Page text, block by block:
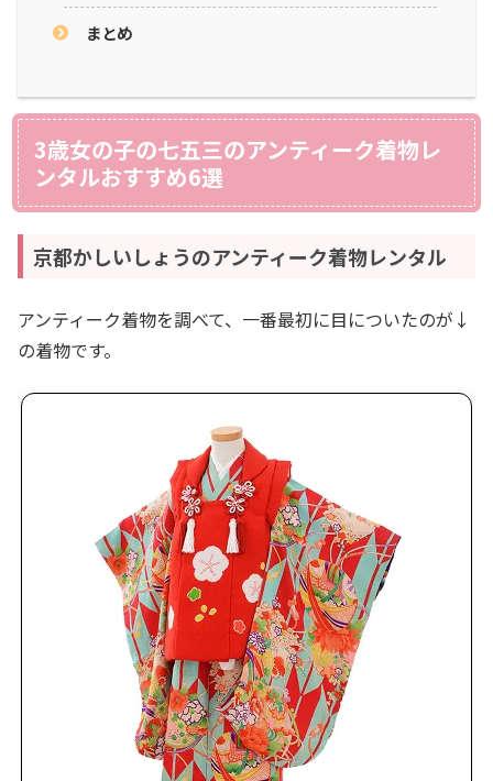
まとめ
3歳女の子の七五三のアンティーク着物レ
ンタルおすすめ6選
京都かしいしょうのアンティーク着物レンタル
アンティーク着物を調べて、一番最初に目についたのが↓
の着物です。